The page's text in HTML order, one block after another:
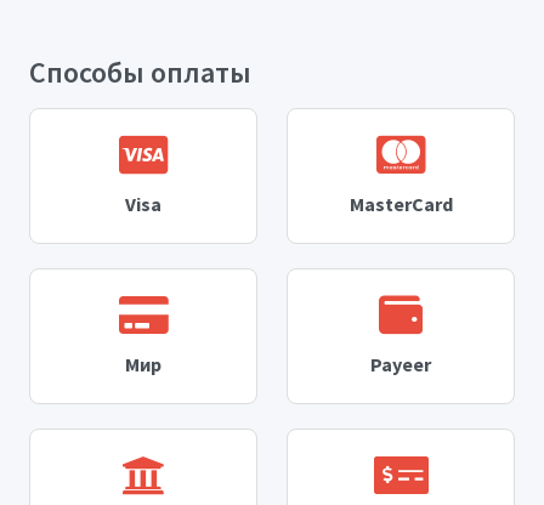
Способы оплаты
Visa MasterCard
Мир Payeer